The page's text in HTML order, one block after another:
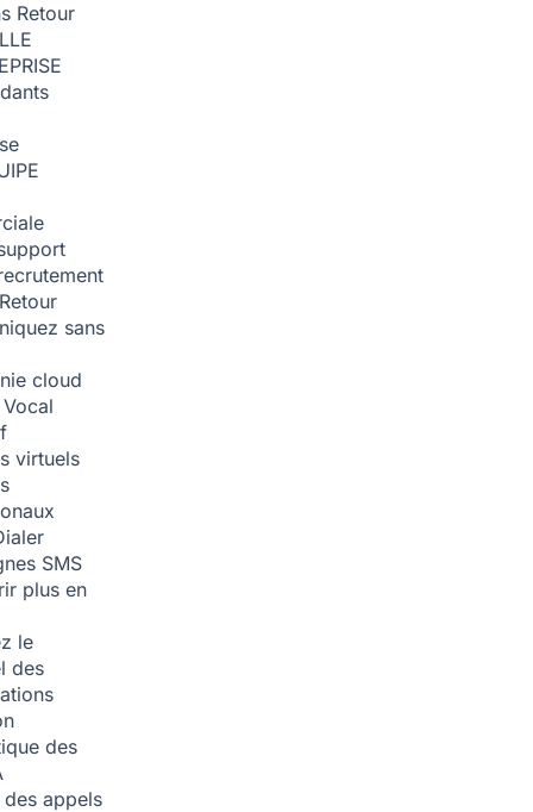
Retour
Retour
sans
cloud
virtuels
SMS
plus en
le
des
des
appels